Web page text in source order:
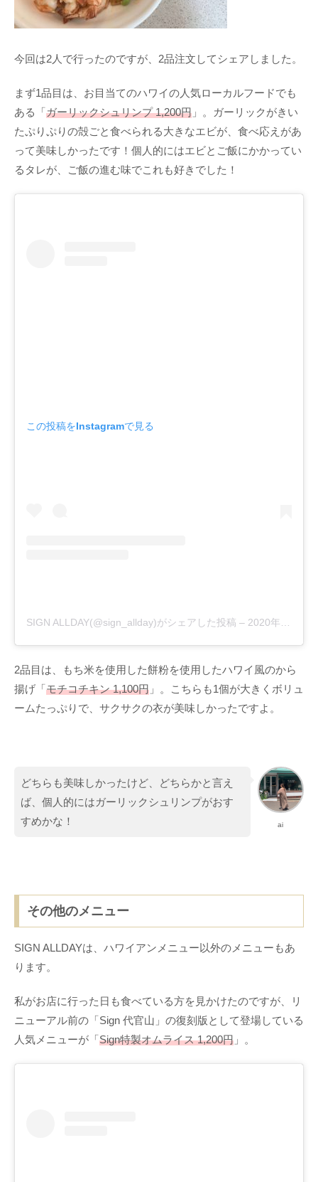
今回は2人で行ったのですが、2品注文してシェアしました。
まず1品目は、お目当てのハワイの人気ローカルフードでも
ある「ガーリックシュリンプ 1,200円 」。ガーリックがきい
たぷりぷりの殻ごと食べられる大きなエビが、食べ応えがあ
って美味しかったです！個人的にはエビとご飯にかかってい
るタレが、ご飯の進む味でこれも好きでした！
この投稿をInstagramで見る
SIGN ALLDAY(@sign_allday)がシェアした投稿 – 2020年 6月月14日午後5時30分PDT
2品目は、もち米を使用した餅粉を使用したハワイ風のから
揚げ「モチコチキン 1,100円 」。こちらも1個が大きくボリュ
ームたっぷりで、サクサクの衣が美味しかったですよ。
ai
どちらも美味しかったけど、どちらかと言え
ば、個人的にはガーリックシュリンプがおす
すめかな！
その他のメニュー
SIGN ALLDAYは、ハワイアンメニュー以外のメニューもあ
ります。
私がお店に行った日も食べている方を見かけたのですが、リ
ニューアル前の「Sign 代官山」の復刻版として登場している
人気メニューが「Sign特製オムライス 1,200円 」。